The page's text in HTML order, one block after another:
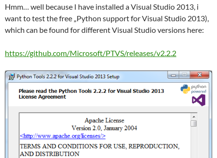
Hmm… well because I have installed a Visual Studio 2013, i
want to test the free „Python support for Visual Studio 2013),
which can be found for different Visual Studio versions here:
https://github.com/Microsoft/PTVS/releases/v2.2.2